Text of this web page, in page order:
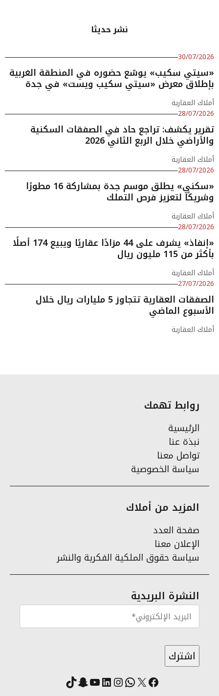
نشر حديثا
30/07/2026
«سيتي سكيب» يوسّع حضوره في المنطقة الغربية
بإطلاق معرض «سيتي سكيب ويست» في جدة
أملاك العقارية
28/07/2026
تقرير يكشف: تراجع حاد في الصفقات السكنية
والأراضي خلال الربع الثاني 2026
أملاك العقارية
28/07/2026
«سكني» يطلق موسم جدة بمشاركة 16 مطورًا
وشريكًا لتعزيز فرص التملك
أملاك العقارية
28/07/2026
«إنفاذ» يشرف على 44 مزادًا عقاريًا ويبيع 174 أصلًا
بأكثر من 115 مليون ريال
أملاك العقارية
27/07/2026
الصفقات العقارية تتجاوز 5 مليارات ريال خلال
الأسبوع الماضي
أملاك العقارية
روابط تهمك
الرئيسية
نبذة عنا
تواصل معنا
سياسة الخصوصية
المزيد من أملاك
صفحة العدد
الإعلان معنا
سياسة حقوق الملكية الفكرية والنشر
النشرة البريدية
فيسبوك
X واتساب
انستقرام
لينكد إنيوتيوب
سناب شات
تيك توك